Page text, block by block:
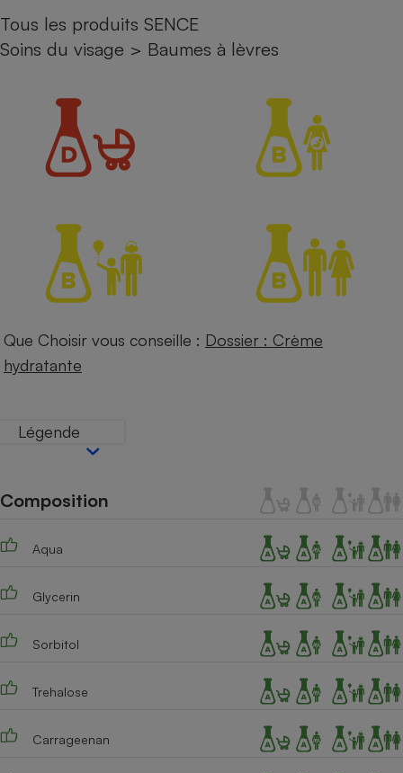
Tous les produits SENCE
Soins du visage > Baumes à lèvres
Que Choisir vous conseille : Dossier : Crème
hydratante
Légende
Composition
Aqua
Glycerin
Sorbitol
Trehalose
Carrageenan
alimentaire
Lave-linge
Climatiseur -
Ventilateur
Téléviseur
Antivirus
Matelas
Radiateur électrique
Climatiseur -
Ventilateur
Antimoustique